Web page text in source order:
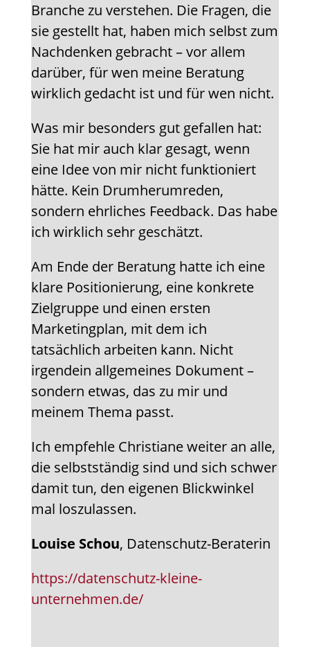
Branche zu verstehen. Die Fragen, die
sie gestellt hat, haben mich selbst zum
Nachdenken gebracht – vor allem
darüber, für wen meine Beratung
wirklich gedacht ist und für wen nicht.
Was mir besonders gut gefallen hat:
Sie hat mir auch klar gesagt, wenn
eine Idee von mir nicht funktioniert
hätte. Kein Drumherumreden,
sondern ehrliches Feedback. Das habe
ich wirklich sehr geschätzt.
Am Ende der Beratung hatte ich eine
klare Positionierung, eine konkrete
Zielgruppe und einen ersten
Marketingplan, mit dem ich
tatsächlich arbeiten kann. Nicht
irgendein allgemeines Dokument –
sondern etwas, das zu mir und
meinem Thema passt.
Ich empfehle Christiane weiter an alle,
die selbstständig sind und sich schwer
damit tun, den eigenen Blickwinkel
mal loszulassen.
Louise Schou, Datenschutz-Beraterin
https://datenschutz-kleine-
unternehmen.de/